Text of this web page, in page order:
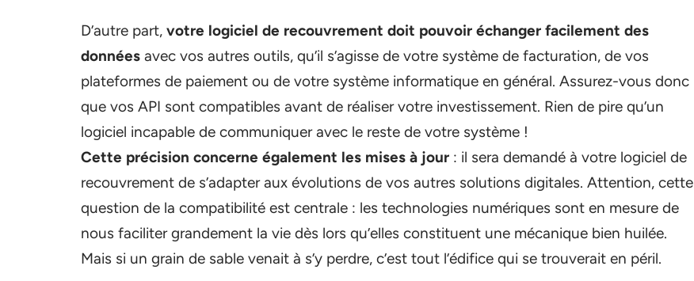
D’autre part, votre logiciel de recouvrement doit pouvoir échanger facilement des
données avec vos autres outils, qu’il s’agisse de votre système de facturation, de vos
plateformes de paiement ou de votre système informatique en général. Assurez-vous donc
que vos API sont compatibles avant de réaliser votre investissement. Rien de pire qu’un
logiciel incapable de communiquer avec le reste de votre système !
Cette précision concerne également les mises à jour : il sera demandé à votre logiciel de
recouvrement de s’adapter aux évolutions de vos autres solutions digitales. Attention, cette
question de la compatibilité est centrale : les technologies numériques sont en mesure de
nous faciliter grandement la vie dès lors qu’elles constituent une mécanique bien huilée.
Mais si un grain de sable venait à s’y perdre, c’est tout l’édifice qui se trouverait en péril.